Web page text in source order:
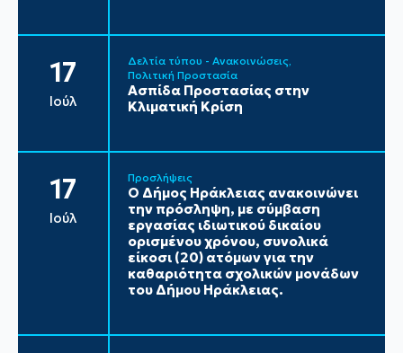
17
Ιούλ
Δελτία τύπου - Ανακοινώσεις
Πολιτική Προστασία
Ασπίδα Προστασίας στην
Κλιματική Κρίση
17
Ιούλ
Προσλήψεις
Ο Δήμος Ηράκλειας ανακοινώνει
την πρόσληψη, με σύμβαση
εργασίας ιδιωτικού δικαίου
ορισμένου χρόνου, συνολικά
είκοσι (20) ατόμων για την
καθαριότητα σχολικών μονάδων
του Δήμου Ηράκλειας.